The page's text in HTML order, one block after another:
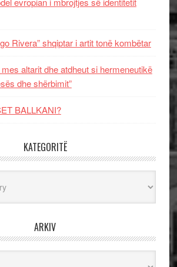
Rivera” shqiptar i artit tonë kombëtar
altarit dhe atdheut si hermeneutikë
dhe shërbimit”
BALLKANI?
KATEGORITË
ARKIV